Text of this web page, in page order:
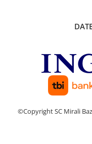
©Copyright SC Mirali